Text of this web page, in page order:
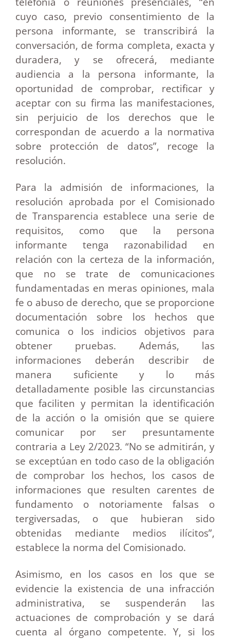
cuyo caso, previo consentimiento de la
persona informante, se transcribirá la
conversación, de forma completa, exacta y
duradera, y se ofrecerá, mediante
audiencia a la persona informante, la
oportunidad de comprobar, rectificar y
aceptar con su firma las manifestaciones,
sin perjuicio de los derechos que le
correspondan de acuerdo a la normativa
sobre protección de datos”, recoge la
resolución.
Para la admisión de informaciones, la
resolución aprobada por el Comisionado
de Transparencia establece una serie de
requisitos, como que la persona
informante tenga razonabilidad en
relación con la certeza de la información,
que no se trate de comunicaciones
fundamentadas en meras opiniones, mala
fe o abuso de derecho, que se proporcione
documentación sobre los hechos que
comunica o los indicios objetivos para
obtener pruebas. Además, las
informaciones deberán describir de
manera suficiente y lo más
detalladamente posible las circunstancias
que faciliten y permitan la identificación
de la acción o la omisión que se quiere
comunicar por ser presuntamente
contraria a Ley 2/2023. “No se admitirán, y
se exceptúan en todo caso de la obligación
de comprobar los hechos, los casos de
informaciones que resulten carentes de
fundamento o notoriamente falsas o
tergiversadas, o que hubieran sido
obtenidas mediante medios ilícitos”,
establece la norma del Comisionado.
Asimismo, en los casos en los que se
evidencie la existencia de una infracción
administrativa, se suspenderán las
actuaciones de comprobación y se dará
cuenta al órgano competente. Y, si los